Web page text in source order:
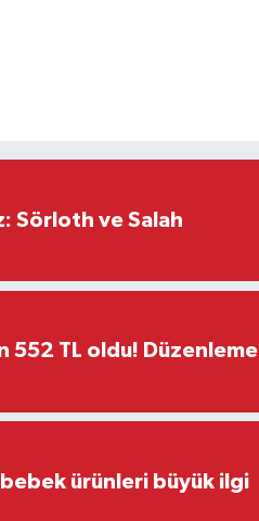
Sörloth ve Salah
552 TL oldu! Düzenleme
ürünleri büyük ilgi